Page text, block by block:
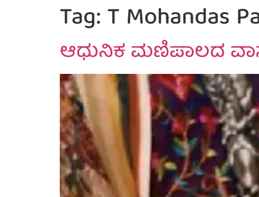
Tag:T Mohandas
ಆಧುನಿಕ ಮಣಿಪಾಲದ